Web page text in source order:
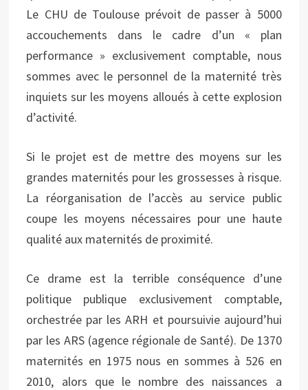
Le CHU de Toulouse prévoit de passer à 5000
accouchements dans le cadre d’un « plan
performance » exclusivement comptable, nous
sommes avec le personnel de la maternité très
inquiets sur les moyens alloués à cette explosion
d’activité.
Si le projet est de mettre des moyens sur les
grandes maternités pour les grossesses à risque.
La réorganisation de l’accès au service public
coupe les moyens nécessaires pour une haute
qualité aux maternités de proximité.
Ce drame est la terrible conséquence d’une
politique publique exclusivement comptable,
orchestrée par les ARH et poursuivie aujourd’hui
par les ARS (agence régionale de Santé). De 1370
maternités en 1975 nous en sommes à 526 en
2010, alors que le nombre des naissances a